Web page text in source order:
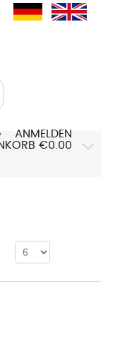
ANMELDEN
€0.00